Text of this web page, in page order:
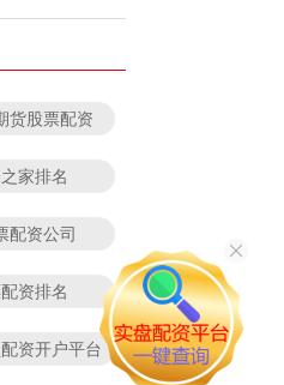
货股票配资
家排名
配资公司
资排名
资开户平台